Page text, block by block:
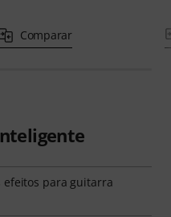
Comparar
efeitos para guitarra